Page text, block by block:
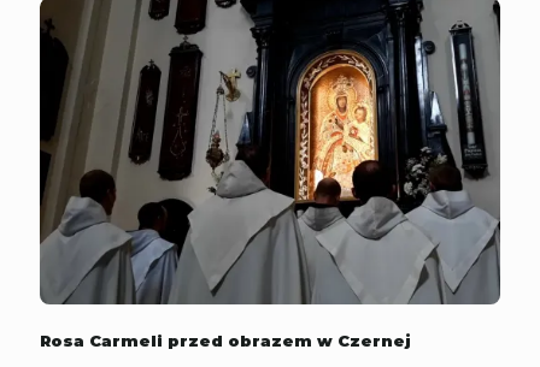
Rosa Carmeli przed obrazem w Czernej